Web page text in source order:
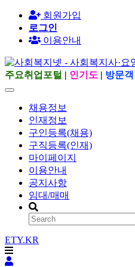
회원가입
로그인
이용안내
주요취업포털 | 인기도 | 방문객
채용정보
인재정보
구인등록(채용)
구직등록(인재)
마이페이지
이용안내
공지사항
임대/매매
ETY.KR